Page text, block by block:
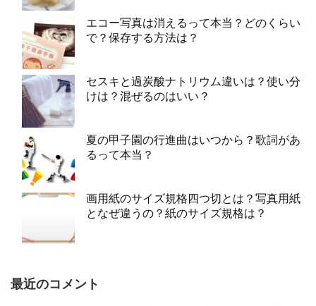
エコー写真は消えるって本当？どのくらい
で？保存する方法は？
セスキと過炭酸ナトリウム違いは？使い分
けは？混ぜるのはいい？
夏の甲子園の行進曲はいつから？歌詞があ
るって本当？
画用紙のサイズ規格四つ切とは？写真用紙
となぜ違うの？紙のサイズ規格は？
最近のコメント